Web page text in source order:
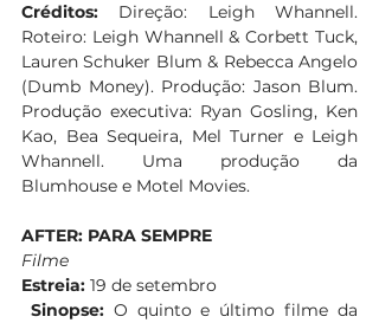
Créditos: Direção: Leigh Whannell.
Roteiro: Leigh Whannell & Corbett Tuck,
Lauren Schuker Blum & Rebecca Angelo
(Dumb Money). Produção: Jason Blum.
Produção executiva: Ryan Gosling, Ken
Kao, Bea Sequeira, Mel Turner e Leigh
Whannell. Uma produção da
Blumhouse e Motel Movies.
AFTER: PARA SEMPRE
Filme
Estreia: 19 de setembro
Sinopse: O quinto e último filme da